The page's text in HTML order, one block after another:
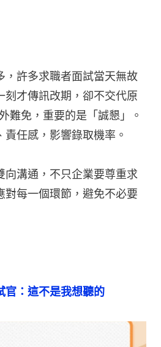
，許多求職者面試當天無故
才傳訊改期，卻不交代原
難免，重要的是「誠懇」。
任感，影響錄取機率。
向溝通，不只企業要尊重求
每一個環節，避免不必要
官：這不是我想聽的